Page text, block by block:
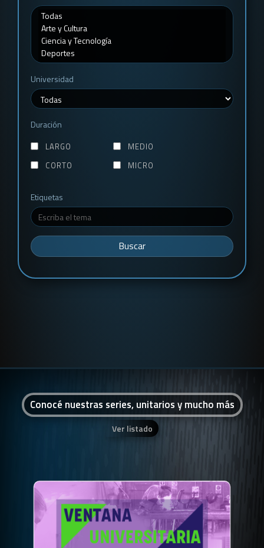
Universidad
Duración
LARGO
MEDIO
CORTO
MICRO
Etiquetas
Buscar
Conocé nuestras series, unitarios y mucho más
Ver listado